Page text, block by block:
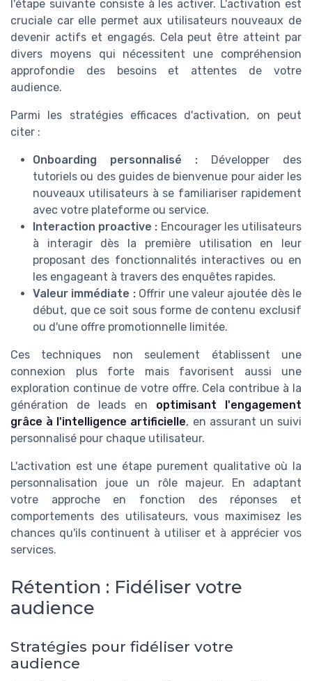
l'étape suivante consiste à les activer. L'activation est
cruciale car elle permet aux utilisateurs nouveaux de
devenir actifs et engagés. Cela peut être atteint par
divers moyens qui nécessitent une compréhension
approfondie des besoins et attentes de votre
audience.
Parmi les stratégies efficaces d'activation, on peut
citer :
Onboarding personnalisé : Développer des
tutoriels ou des guides de bienvenue pour aider les
nouveaux utilisateurs à se familiariser rapidement
avec votre plateforme ou service.
Interaction proactive : Encourager les utilisateurs
à interagir dès la première utilisation en leur
proposant des fonctionnalités interactives ou en
les engageant à travers des enquêtes rapides.
Valeur immédiate :Offrir une valeur ajoutée dès le
début, que ce soit sous forme de contenu exclusif
ou d'une offre promotionnelle limitée.
Ces techniques non seulement établissent une
connexion plus forte mais favorisent aussi une
exploration continue de votre offre. Cela contribue à la
génération de leads en optimisant l'engagement
grâce à l'intelligence artificielle, en assurant un suivi
personnalisé pour chaque utilisateur.
L'activation est une étape purement qualitative où la
personnalisation joue un rôle majeur. En adaptant
votre approche en fonction des réponses et
comportements des utilisateurs, vous maximisez les
chances qu'ils continuent à utiliser et à apprécier vos
services.
Rétention : Fidéliser votre
audience
Stratégies pour fidéliser votre
audience